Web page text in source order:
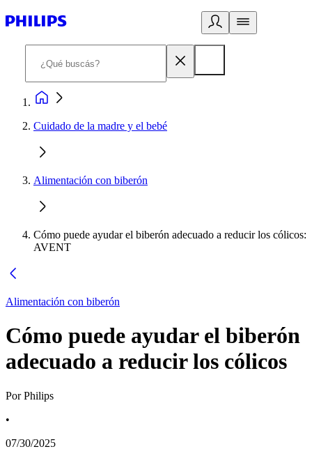
Cuidado de la madre y el bebé
Alimentación con biberón
Cómo puede ayudar el biberón adecuado a reducir los cólicos:
AVENT
Alimentación con biberón
Cómo puede ayudar el biberón
adecuado a reducir los cólicos
Por Philips
•
07/30/2025